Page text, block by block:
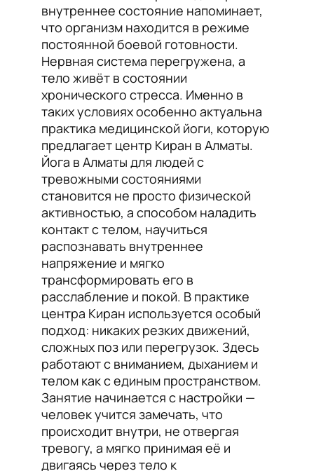
внутреннее состояние напоминает,
что организм находится в режиме
постоянной боевой готовности.
Нервная система перегружена, а
тело живёт в состоянии
хронического стресса. Именно в
таких условиях особенно актуальна
практика медицинской йоги, которую
предлагает центр Киран в Алматы.
Йога в Алматы для людей с
тревожными состояниями
становится не просто физической
активностью, а способом наладить
контакт с телом, научиться
распознавать внутреннее
напряжение и мягко
трансформировать его в
расслабление и покой. В практике
центра Киран используется особый
подход: никаких резких движений,
сложных поз или перегрузок. Здесь
работают с вниманием, дыханием и
телом как с единым пространством.
Занятие начинается с настройки —
человек учится замечать, что
происходит внутри, не отвергая
тревогу, а мягко принимая её и
двигаясь через тело к